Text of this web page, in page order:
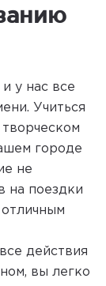
у нас все
Учиться
городе
не
на поездки
действия
вы легко